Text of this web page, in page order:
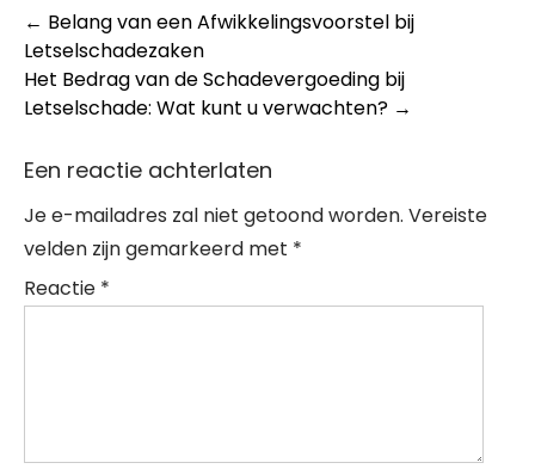
Post
navigation
← Belang van een Afwikkelingsvoorstel bij
Letselschadezaken
Het Bedrag van de Schadevergoeding bij
Letselschade: Wat kunt u verwachten? →
Een reactie achterlaten
Je e-mailadres zal niet getoond worden. Vereiste
velden zijn gemarkeerd met *
Reactie *